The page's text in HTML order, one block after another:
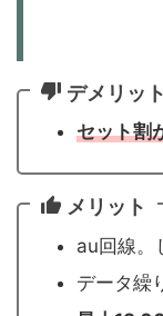
デメリット
セット割
メリット
au回線。
データ繰